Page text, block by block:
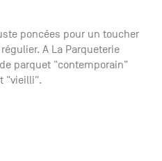
poncées pour un toucher
A La Parqueterie
parquet "contemporain"
"vieilli".